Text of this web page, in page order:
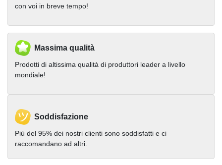
con voi in breve tempo!
Massima qualità
Prodotti di altissima qualità di produttori leader a livello
mondiale!
Soddisfazione
Più del 95% dei nostri clienti sono soddisfatti e ci
raccomandano ad altri.